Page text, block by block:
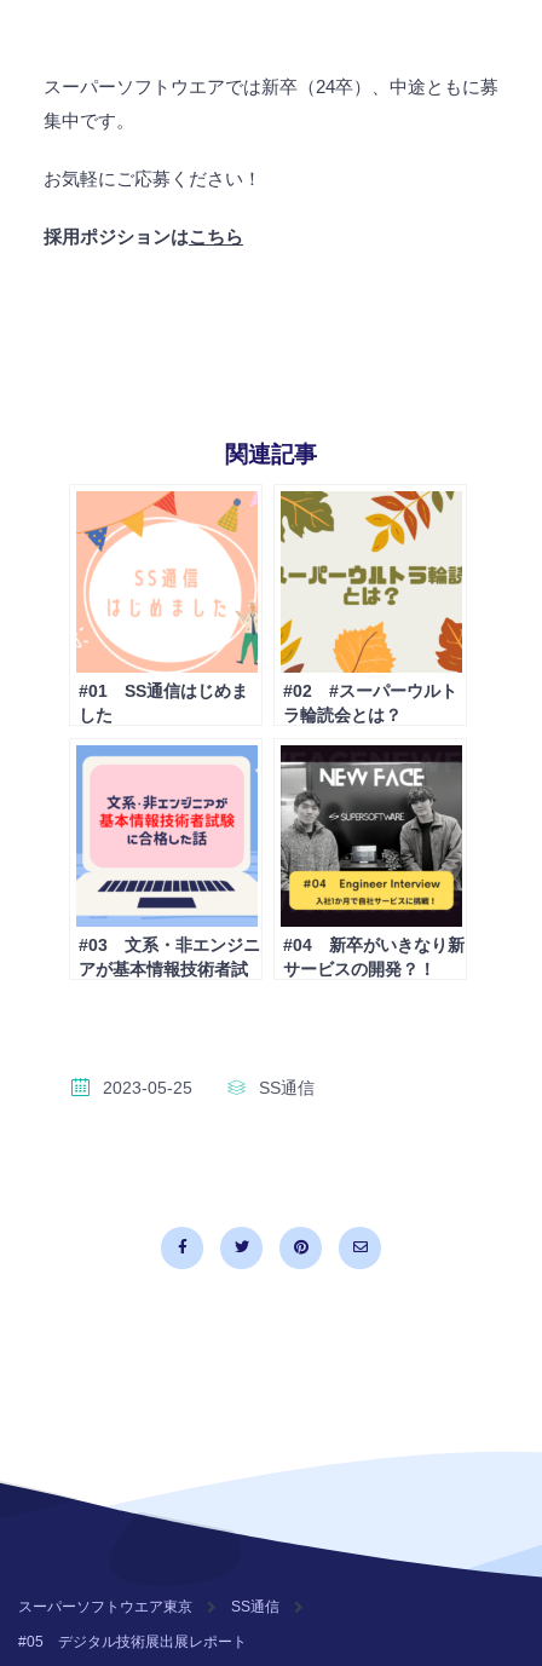
スーパーソフトウエアでは新卒（24卒）、中途ともに募
集中です。
お気軽にご応募ください！
採用ポジションはこちら
関連記事
#01 SS通信はじめま
した
#02 #スーパーウルト
ラ輪読会とは？
#03 文系・非エンジニ
アが基本情報技術者試
#04 新卒がいきなり新
サービスの開発？！
2023-05-25 SS通信
スーパーソフトウエア東京 SS通信
#05 デジタル技術展出展レポート